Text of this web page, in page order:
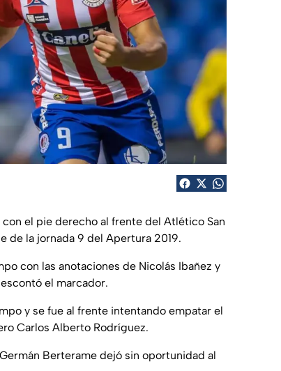
el pie derecho al frente del Atlético San
de la jornada 9 del Apertura 2019.
con las anotaciones de Nicolás Ibañez y
el marcador.
y se fue al frente intentando empatar el
Carlos Alberto Rodríguez.
Berterame dejó sin oportunidad al